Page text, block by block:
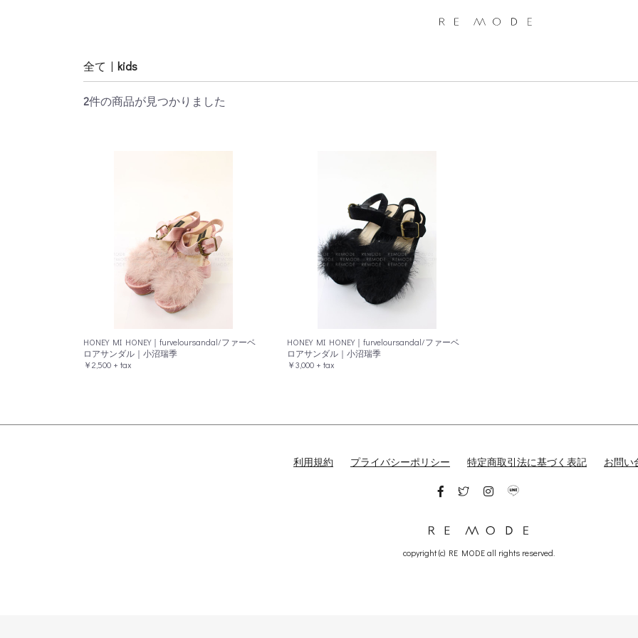
全て | kids
2件の商品が見つかりました
HONEY MI HONEY｜furveloursandal/ファーベ
ロアサンダル｜小沼瑞季
￥2,500 + tax
HONEY MI HONEY｜furveloursandal/ファーベ
ロアサンダル｜小沼瑞季
￥3,000 + tax
利用規約 プライバシーポリシー 特定商取引法に基づく表記 お問い
copyright (c) RE MODE all rights reserved.